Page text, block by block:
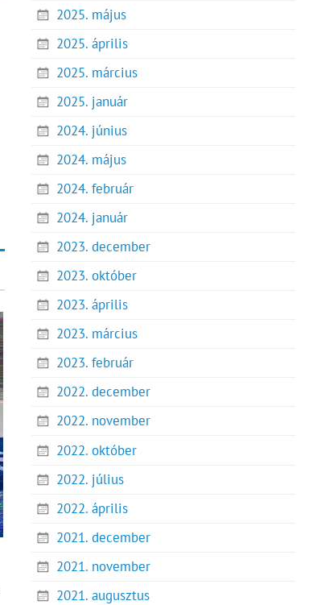
2025. május
2025. április
2025. március
2025. január
2024. június
2024. május
2024. február
2024. január
2023. december
2023. október
2023. április
2023. március
2023. február
2022. december
2022. november
2022. október
2022. július
2022. április
2021. december
2021. november
2021. augusztus